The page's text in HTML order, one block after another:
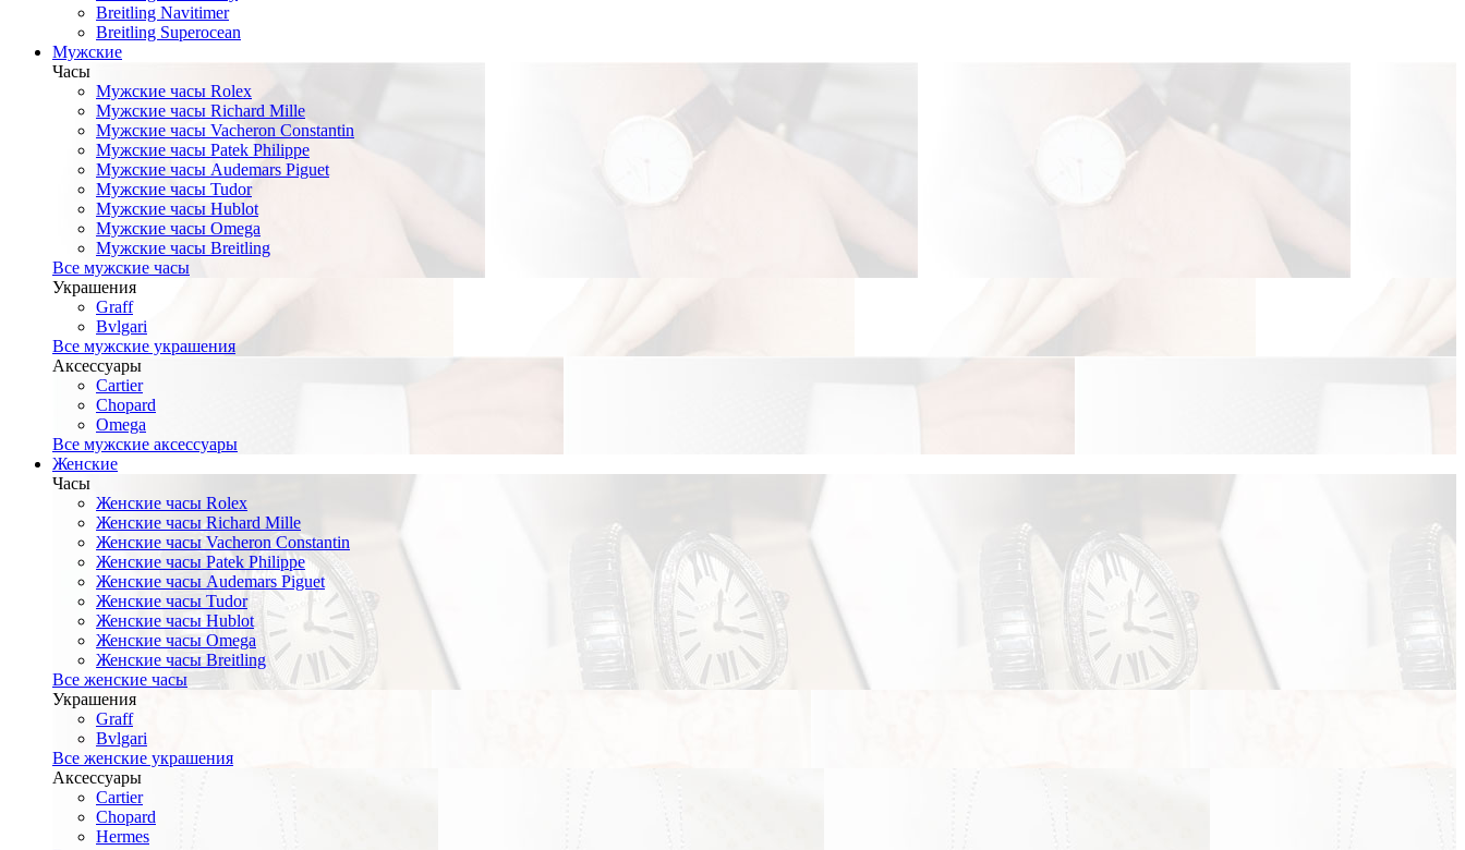
Breitling Navitimer
Breitling Superocean
Мужские
Часы
Мужские часы Rolex
Мужские часы Richard Mille
Мужские часы Vacheron Constantin
Мужские часы Patek Philippe
Мужские часы Audemars Piguet
Мужские часы Tudor
Мужские часы Hublot
Мужские часы Omega
Мужские часы Breitling
Все мужские часы
Украшения
Graff
Bvlgari
Все мужские украшения
Аксессуары
Cartier
Chopard
Omega
Все мужские аксессуары
Женские
Часы
Женские часы Rolex
Женские часы Richard Mille
Женские часы Vacheron Constantin
Женские часы Patek Philippe
Женские часы Audemars Piguet
Женские часы Tudor
Женские часы Hublot
Женские часы Omega
Женские часы Breitling
Все женские часы
Украшения
Graff
Bvlgari
Все женские украшения
Аксессуары
Cartier
Chopard
Hermes